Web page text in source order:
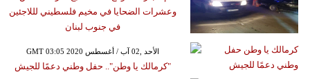
وعشرات الضحايا في مخيم فلسطيني لللاجئين
في جنوب لبنان
GMT 03:05 2020 الأحد ,02 آب / أغسطس
"كرمالك يا وطن".. حفل وطني دعمًا للجيش